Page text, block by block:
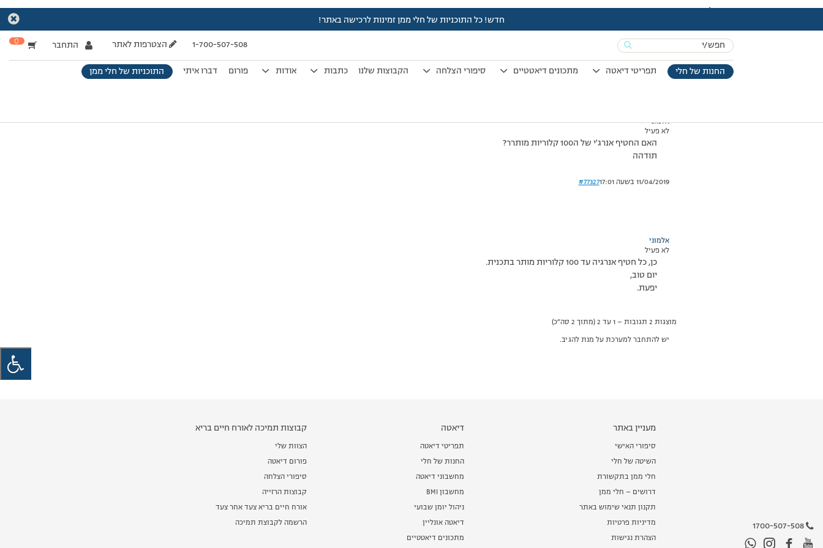
חדש! כל התוכניות של חלי ממן זמינות לרכישה באתר!
Search
for:
1-700-507-508 הצטרפות לאתר התחבר 0
החנות של חלי תפריטי דיאטה מתכונים דיאטטיים סיפורי הצלחה הקבוצות שלנו כתבות אודות פורום דברו איתי התוכניות של חלי ממן
עמוד הבית>דיונים>פורום>שאלה…
מוצגות 2 תגובות – 1 עד 2 (מתוך 2 סה״כ)
16/12/2008 בשעה 8:15
#77326
אלמוני
לא פעיל
האם החטיף אנרג'י של ה100 קלוריות מותרר?
תודהה
11/04/2019 בשעה 17:01 #77327
אלמוני
לא פעיל
כן, כל חטיף אנרגיה עד 100 קלוריות מותר בתכנית.
יום טוב,
יפעת.
מוצגות 2 תגובות – 1 עד 2 (מתוך 2 סה״כ)
יש להתחבר למערכת על מנת להגיב.
1700-507-508
מעניין באתר
סיפורי האישי
השיטה של חלי
חלי ממן בתקשורת
דרושים – חלי ממן
תקנון תנאי שימוש באתר
מדיניות פרטיות
הצהרת נגישות
דיאטה
תפריטי דיאטה
החנות של חלי
מחשבוני דיאטה
מחשבון BMI
ניהול יומן שבועי
דיאטה אונליין
מתכונים דיאטטיים
קבוצות תמיכה לאורח חיים בריא
הצוות שלי
פורום דיאטה
סיפורי הצלחה
קבוצות הרזייה
אורח חיים בריא צעד אחר צעד
הרשמה לקבוצת תמיכה